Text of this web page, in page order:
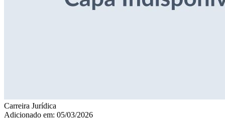
Carreira Jurídica
Adicionado em: 05/03/2026